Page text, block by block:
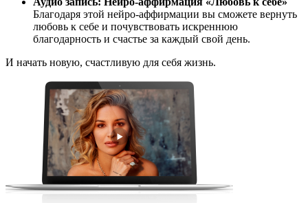
Благодаря этой нейро-аффирмации вы сможете вернуть
любовь к себе и почувствовать искреннюю
благодарность и счастье за каждый свой день.
И начать новую, счастливую для себя жизнь.